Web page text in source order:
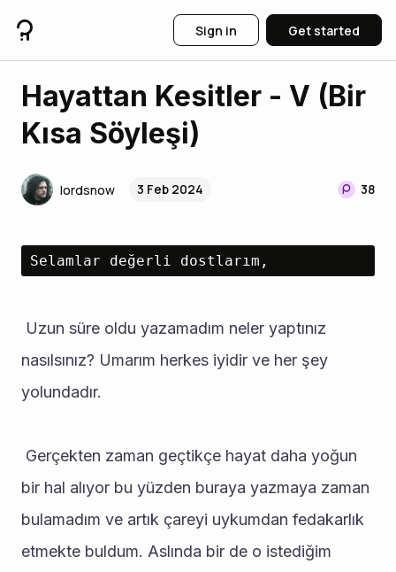
Sign in Get started
Hayattan Kesitler - V (Bir
Kısa Söyleşi)
lordsnow 3 Feb 2024 38
Selamlar değerli dostlarım,
nasılsınız? Umarım herkes iyidir ve her şey
yolundadır.
bir hal alıyor bu yüzden buraya yazmaya zaman
bulamadım ve artık çareyi uykumdan fedakarlık
etmekte buldum. Aslında bir de o istediğim